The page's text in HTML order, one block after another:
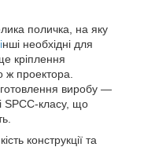
поличка, на яку
нші необхідні для
кріплення
проектора.
виробу —
SPCC-класу, що
конструкції та